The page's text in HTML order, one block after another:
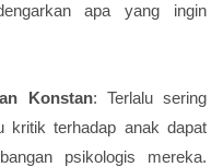
apa yang ingin
Konstan: Terlalu sering
kritik terhadap anak dapat
psikologis mereka.